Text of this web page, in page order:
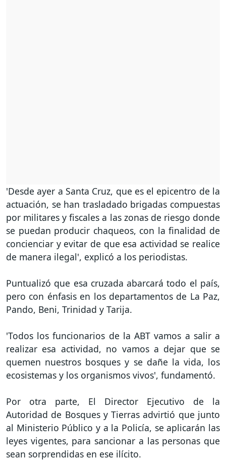
'Desde ayer a Santa Cruz, que es el epicentro de la
actuación, se han trasladado brigadas compuestas
por militares y fiscales a las zonas de riesgo donde
se puedan producir chaqueos, con la finalidad de
concienciar y evitar de que esa actividad se realice
de manera ilegal', explicó a los periodistas.
Puntualizó que esa cruzada abarcará todo el país,
pero con énfasis en los departamentos de La Paz,
Pando, Beni, Trinidad y Tarija.
'Todos los funcionarios de la ABT vamos a salir a
realizar esa actividad, no vamos a dejar que se
quemen nuestros bosques y se dañe la vida, los
ecosistemas y los organismos vivos', fundamentó.
Por otra parte, El Director Ejecutivo de la
Autoridad de Bosques y Tierras advirtió que junto
al Ministerio Público y a la Policía, se aplicarán las
leyes vigentes, para sancionar a las personas que
sean sorprendidas en ese ilícito.